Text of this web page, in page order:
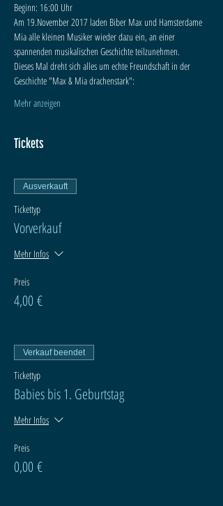
Beginn: 16:00 Uhr
Am 19.November 2017 laden Biber Max und Hamsterdame
Mia alle kleinen Musiker wieder dazu ein, an einer
spannenden musikalischen Geschichte teilzunehmen.
Dieses Mal dreht sich alles um echte Freundschaft in der
Geschichte "Max & Mia drachenstark":
Mehr anzeigen
Tickets
Ausverkauft
Tickettyp
Vorverkauf
Mehr Infos
Preis
4,00 €
Verkauf beendet
Tickettyp
Babies bis 1. Geburtstag
Mehr Infos
Preis
0,00 €